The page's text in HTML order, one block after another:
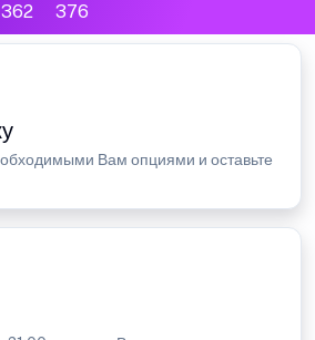
362 376
Вам опциями и оставьте